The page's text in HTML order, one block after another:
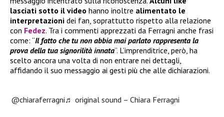
lasciati sotto il video hanno inoltre alimentato le
interpretazioni dei fan, soprattutto rispetto alla relazione
con Fedez. Tra i commenti apprezzati da Ferragni anche frasi
come: “Il fatto che tu non abbia mai parlato rappresenta la
prova della tua signorilità innata”. L’imprenditrice, però, ha
scelto ancora una volta di non entrare nei dettagli,
affidando il suo messaggio ai gesti più che alle dichiarazioni.
@chiaraferragni♬ original sound – Chiara Ferragni